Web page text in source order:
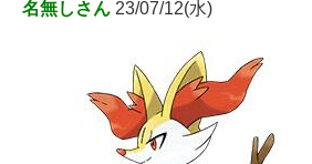
名無しさん 23/07/12(水)